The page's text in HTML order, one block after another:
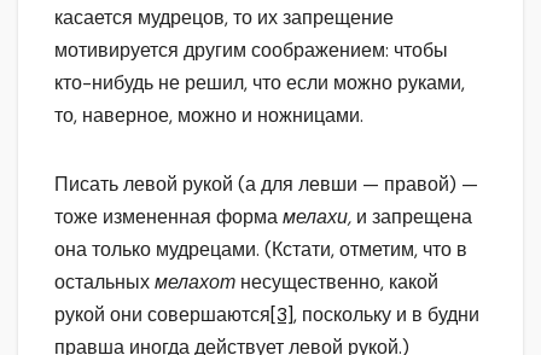
касается мудрецов, то их запрещение
мотивируется другим соображением: чтобы
кто-нибудь не решил, что если можно руками,
то, наверное, можно и ножницами.
Писать левой рукой (а для левши — правой) —
тоже измененная формамелахи, и запрещена
она только мудрецами. (Кстати, отметим, что в
остальныхмелахот несущественно, какой
рукой они совершаются[3], поскольку и в будни
правша иногда действует левой рукой.)